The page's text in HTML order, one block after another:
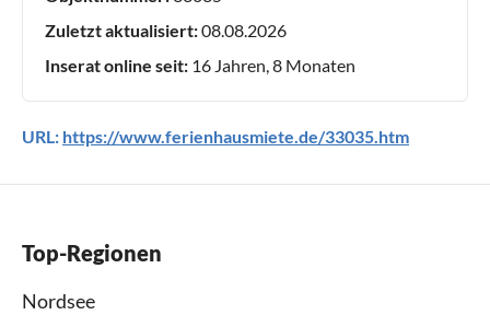
Zuletzt aktualisiert:08.08.2026
Inserat online seit: 16 Jahren, 8 Monaten
URL: https://www.ferienhausmiete.de/33035.htm
Top-Regionen
Nordsee